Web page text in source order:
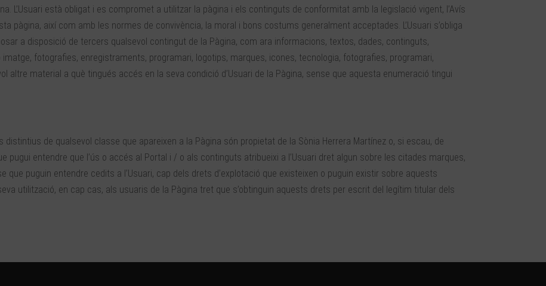
L’Usuari està obligat i es compromet a utilitzar la pàgina i els continguts de conformitat amb la legislació vigent, l’Avís
pàgina, així com amb les normes de convivència, la moral i bons costums generalment acceptades. L’Usuari s’obliga
a disposició de tercers qualsevol contingut de la Pàgina, com ara informacions, textos, dades, continguts,
fotografies, enregistraments, programari, logotips, marques, icones, tecnologia, fotografies, programari,
altre material a què tingués accés en la seva condició d’Usuari de la Pàgina, sense que aquesta enumeració tingui
de qualsevol classe que apareixen a la Pàgina són propietat de la Sònia Herrera Martínez o, si escau, de
pugui entendre que l’ús o accés al Portal i / o als continguts atribueixi a l’Usuari dret algun sobre les citades marques,
puguin entendre cedits a l’Usuari, cap dels drets d’explotació que existeixen o puguin existir sobre aquests
utilització, en cap cas, als usuaris de la Pàgina tret que s’obtinguin aquests drets per escrit del legítim titular dels